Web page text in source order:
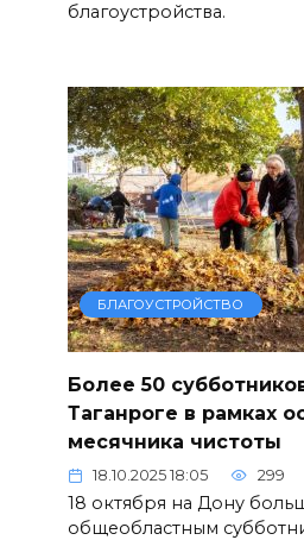
благоустройства.
БЛАГОУСТРОЙСТВО
Более 50
Таганроге в рамках
месячника чистоты
18.10.2025 18:05 299
18 октября на Дону
общеобластным